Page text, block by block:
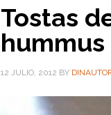
Tostas
hummus
12 JULIO, 2012 BY